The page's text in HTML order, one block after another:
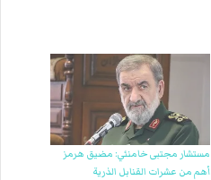
مستشار مجتبى خامنئي: مضيق هرمز
أهم من عشرات القنابل الذرية